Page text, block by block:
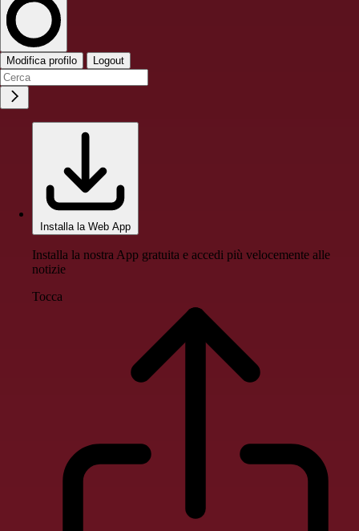
Modifica profilo Logout
Installa la Web App
Installa la nostra App gratuita e accedi più velocemente alle
notizie
Tocca